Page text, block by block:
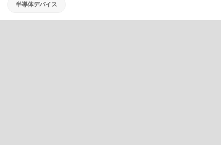
半導体デバイス